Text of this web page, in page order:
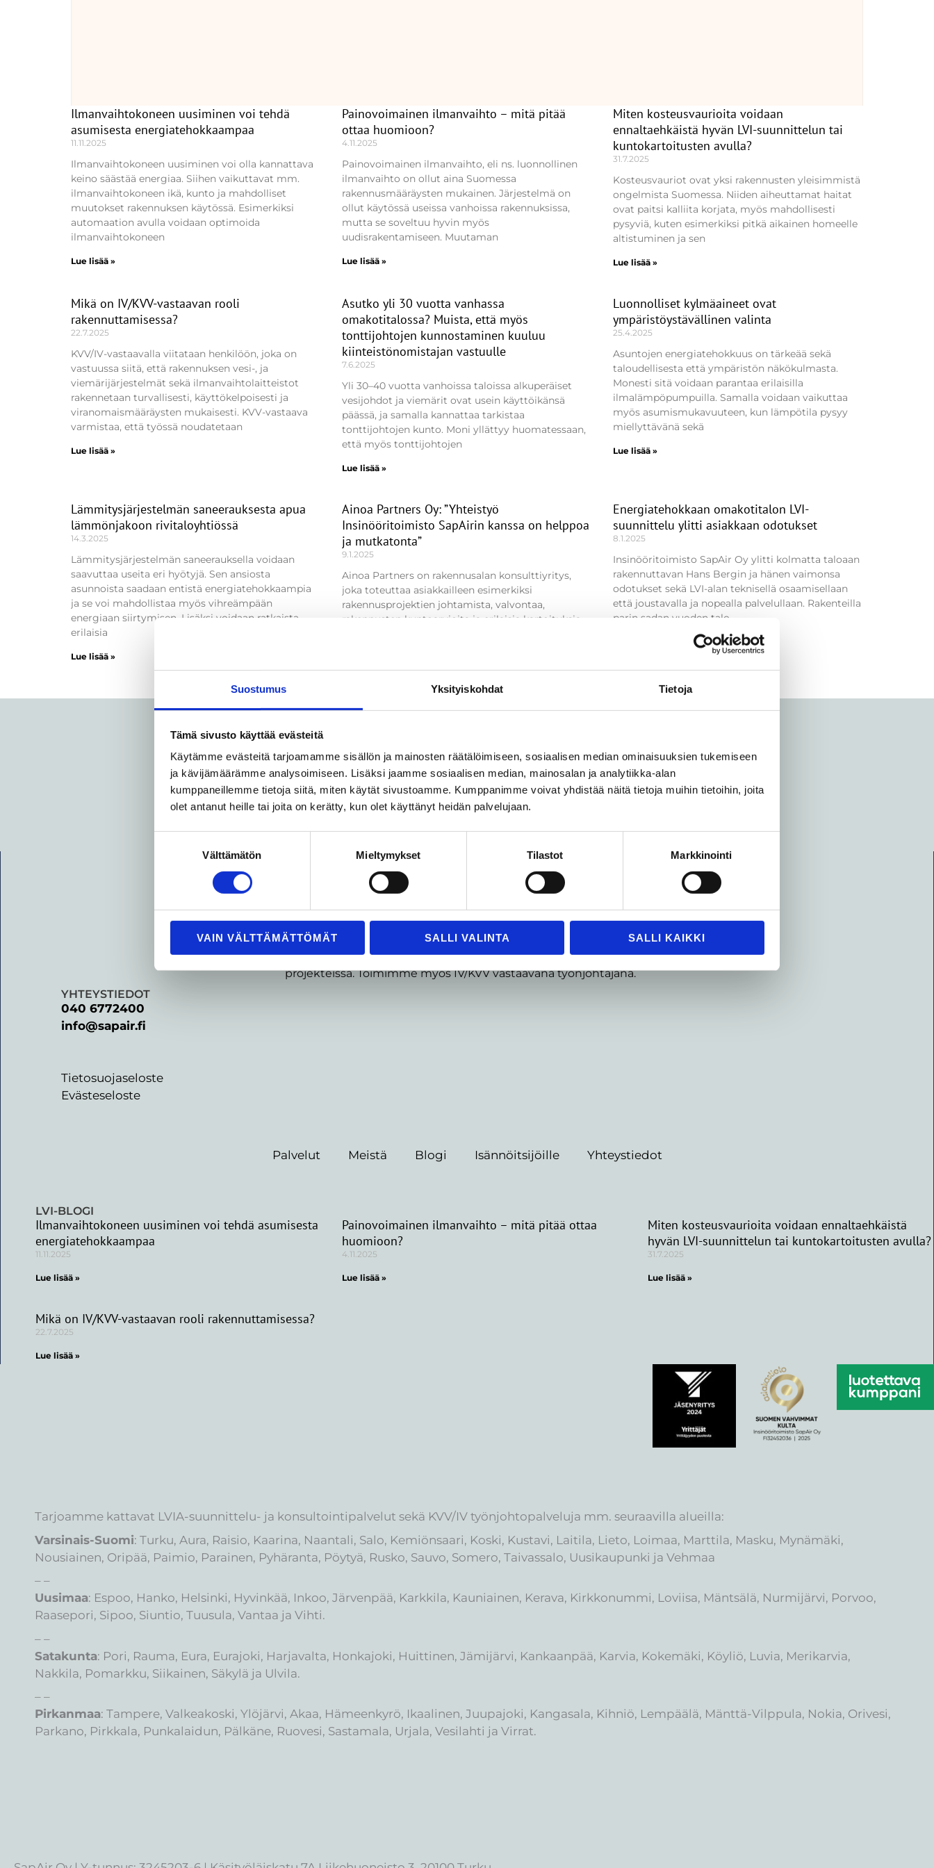
Suostumus Yksityiskohdat Tietoja
Tämä sivusto käyttää evästeitä
Käytämme evästeitä tarjoamamme sisällön ja mainosten räätälöimiseen, sosiaalisen median ominaisuuksien tukemiseen
ja kävijämäärämme analysoimiseen. Lisäksi jaamme sosiaalisen median, mainosalan ja analytiikka-alan
kumppaneillemme tietoja siitä, miten käytät sivustoamme. Kumppanimme voivat yhdistää näitä tietoja muihin tietoihin, joita
olet antanut heille tai joita on kerätty, kun olet käyttänyt heidän palvelujaan.
Välttämätön Mieltymykset Tilastot Markkinointi
VAIN VÄLTTÄMÄTTÖMÄT SALLI VALINTA SALLI KAIKKI
Ilmanvaihtokoneen uusiminen voi tehdä
asumisesta energiatehokkaampaa
11.11.2025
Ilmanvaihtokoneen uusiminen voi olla kannattava
keino säästää energiaa. Siihen vaikuttavat mm.
ilmanvaihtokoneen ikä, kunto ja mahdolliset
muutokset rakennuksen käytössä. Esimerkiksi
automaation avulla voidaan optimoida
ilmanvaihtokoneen
Lue lisää »
Painovoimainen ilmanvaihto – mitä pitää
ottaa huomioon?
4.11.2025
Painovoimainen ilmanvaihto, eli ns. luonnollinen
ilmanvaihto on ollut aina Suomessa
rakennusmääräysten mukainen. Järjestelmä on
ollut käytössä useissa vanhoissa rakennuksissa,
mutta se soveltuu hyvin myös
uudisrakentamiseen. Muutaman
Lue lisää »
Miten kosteusvaurioita voidaan
ennaltaehkäistä hyvän LVI-suunnittelun tai
kuntokartoitusten avulla?
31.7.2025
Kosteusvauriot ovat yksi rakennusten yleisimmistä
ongelmista Suomessa. Niiden aiheuttamat haitat
ovat paitsi kalliita korjata, myös mahdollisesti
pysyviä, kuten esimerkiksi pitkä aikainen homeelle
altistuminen ja sen
Lue lisää »
Mikä on IV/KVV-vastaavan rooli
rakennuttamisessa?
22.7.2025
KVV/IV-vastaavalla viitataan henkilöön, joka on
vastuussa siitä, että rakennuksen vesi-, ja
viemärijärjestelmät sekä ilmanvaihtolaitteistot
rakennetaan turvallisesti, käyttökelpoisesti ja
viranomaismääräysten mukaisesti. KVV-vastaava
varmistaa, että työssä noudatetaan
Lue lisää »
Asutko yli 30 vuotta vanhassa
omakotitalossa? Muista, että myös
tonttijohtojen kunnostaminen kuuluu
kiinteistönomistajan vastuulle
7.6.2025
Yli 30–40 vuotta vanhoissa taloissa alkuperäiset
vesijohdot ja viemärit ovat usein käyttöikänsä
päässä, ja samalla kannattaa tarkistaa
tonttijohtojen kunto. Moni yllättyy huomatessaan,
että myös tonttijohtojen
Lue lisää »
Luonnolliset kylmäaineet ovat
ympäristöystävällinen valinta
25.4.2025
Asuntojen energiatehokkuus on tärkeää sekä
taloudellisesta että ympäristön näkökulmasta.
Monesti sitä voidaan parantaa erilaisilla
ilmalämpöpumpuilla. Samalla voidaan vaikuttaa
myös asumismukavuuteen, kun lämpötila pysyy
miellyttävänä sekä
Lue lisää »
Lämmitysjärjestelmän saneerauksesta apua
lämmönjakoon rivitaloyhtiössä
14.3.2025
Lämmitysjärjestelmän saneerauksella voidaan
saavuttaa useita eri hyötyjä. Sen ansiosta
asunnoista saadaan entistä energiatehokkaampia
ja se voi mahdollistaa myös vihreämpään
energiaan siirtymisen. Lisäksi voidaan ratkaista
erilaisia
Lue lisää »
Ainoa Partners Oy: ”Yhteistyö
Insinööritoimisto SapAirin kanssa on helppoa
ja mutkatonta”
9.1.2025
Ainoa Partners on rakennusalan konsulttiyritys,
joka toteuttaa asiakkailleen esimerkiksi
rakennusprojektien johtamista, valvontaa,
rakennusten kuntoarvioita ja erilaisia kartoituksia.
Lue lisää »
Energiatehokkaan omakotitalon LVI-
suunnittelu ylitti asiakkaan odotukset
8.1.2025
Insinööritoimisto SapAir Oy ylitti kolmatta taloaan
rakennuttavan Hans Bergin ja hänen vaimonsa
odotukset sekä LVI-alan teknisellä osaamisellaan
että joustavalla ja nopealla palvelullaan. Rakenteilla
parin sadan vuoden talo
Page
1
Page
2
Olemme asiakaslähtöinen ja ammattitaitoinen
suunnittelutoimisto, jossa asiointi on sujuvaa ja nopeaa.
Tarjoamme kattavat LVIA-suunnittelu- ja konsultointipalvelut.
Palvelemme asiakkaita niin tavanomaisissa kuin vaativissakin
projekteissa. Toimimme myös IV/KVV vastaavana työnjohtajana.
YHTEYSTIEDOT
040 6772400
info@sapair.fi
Tietosuojaseloste
Evästeseloste
Palvelut Meistä Blogi Isännöitsijöille Yhteystiedot
LVI-BLOGI
Ilmanvaihtokoneen uusiminen voi tehdä asumisesta
energiatehokkaampaa
11.11.2025
Lue lisää »
Painovoimainen ilmanvaihto – mitä pitää ottaa
huomioon?
4.11.2025
Lue lisää »
Miten kosteusvaurioita voidaan ennaltaehkäistä
hyvän LVI-suunnittelun tai kuntokartoitusten avulla?
31.7.2025
Lue lisää »
Mikä on IV/KVV-vastaavan rooli rakennuttamisessa?
22.7.2025
Lue lisää »
Tarjoamme kattavat LVIA-suunnittelu- ja konsultointipalvelut sekä KVV/IV työnjohtopalveluja mm. seuraavilla alueilla:
Varsinais-Suomi: Turku, Aura, Raisio, Kaarina, Naantali, Salo, Kemiönsaari, Koski, Kustavi, Laitila, Lieto, Loimaa, Marttila, Masku, Mynämäki,
Nousiainen, Oripää, Paimio, Parainen, Pyhäranta, Pöytyä, Rusko, Sauvo, Somero, Taivassalo, Uusikaupunki ja Vehmaa
– –
Uusimaa: Espoo, Hanko, Helsinki, Hyvinkää, Inkoo, Järvenpää, Karkkila, Kauniainen, Kerava, Kirkkonummi, Loviisa, Mäntsälä, Nurmijärvi, Porvoo,
Raasepori, Sipoo, Siuntio, Tuusula, Vantaa ja Vihti.
– –
Satakunta: Pori, Rauma, Eura, Eurajoki, Harjavalta, Honkajoki, Huittinen, Jämijärvi, Kankaanpää, Karvia, Kokemäki, Köyliö, Luvia, Merikarvia,
Nakkila, Pomarkku, Siikainen, Säkylä ja Ulvila.
– –
Pirkanmaa: Tampere, Valkeakoski, Ylöjärvi, Akaa, Hämeenkyrö, Ikaalinen, Juupajoki, Kangasala, Kihniö, Lempäälä, Mänttä-Vilppula, Nokia, Orivesi,
Parkano, Pirkkala, Punkalaidun, Pälkäne, Ruovesi, Sastamala, Urjala, Vesilahti ja Virrat.